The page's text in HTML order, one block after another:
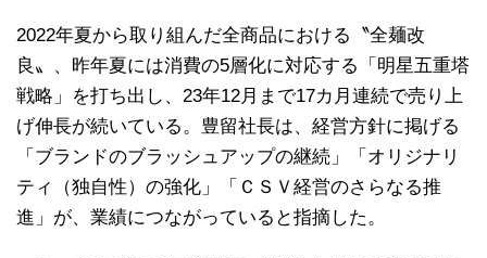
2022年夏から取り組んだ全商品における〝全麺改
良〟、昨年夏には消費の5層化に対応する「明星五重塔
戦略」を打ち出し、23年12月まで17カ月連続で売り上
げ伸長が続いている。豊留社長は、経営方針に掲げる
「ブランドのブラッシュアップの継続」「オリジナリ
ティ（独自性）の強化」「ＣＳＶ経営のさらなる推
進」が、業績につながっていると指摘した。